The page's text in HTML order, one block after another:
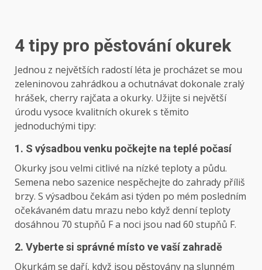
4 tipy pro pěstování okurek
Jednou z největších radostí léta je procházet se mou
zeleninovou zahrádkou a ochutnávat dokonale zralý
hrášek, cherry rajčata a okurky. Užijte si největší
úrodu vysoce kvalitních okurek s těmito
jednoduchými tipy:
1. S výsadbou venku počkejte na teplé počasí
Okurky jsou velmi citlivé na nízké teploty a půdu.
Semena nebo sazenice nespěchejte do zahrady příliš
brzy. S výsadbou čekám asi týden po mém posledním
očekávaném datu mrazu nebo když denní teploty
dosáhnou 70 stupňů F a noci jsou nad 60 stupňů F.
2. Vyberte si správné místo ve vaší zahradě
Okurkám se daří, když jsou pěstovány na slunném